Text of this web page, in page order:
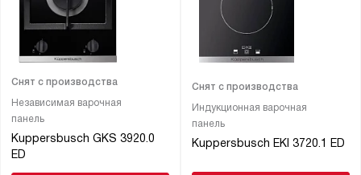
Независимая варочная
панель
Kuppersbusch GKS 3920.0
ED
Снят с производства
Индукционная варочная
панель
Kuppersbusch EKI 3720.1 ED
Снят с производства